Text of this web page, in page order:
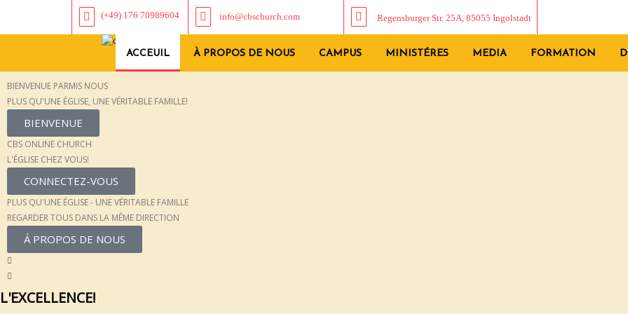
(+49) 176 70989604 info@cbschurch.com Regensburger Str. 25A, 85055 Ingolstadt
ACCEUIL À PROPOS DE NOUS CAMPUS MINISTÉRES MEDIA FORMATION
BIENVENUE PARMIS NOUS
PLUS QU'UNE ÉGLISE, UNE VÉRITABLE FAMILLE!
BIENVENUE
CBS ONLINE CHURCH
L'ÉGLISE CHEZ VOUS!
CONNECTEZ-VOUS
PLUS QU'UNE ÉGLISE - UNE VÉRITABLE FAMILLE
REGARDER TOUS DANS LA MÊME DIRECTION
Á PROPOS DE NOUS
L'EXCELLENCE!